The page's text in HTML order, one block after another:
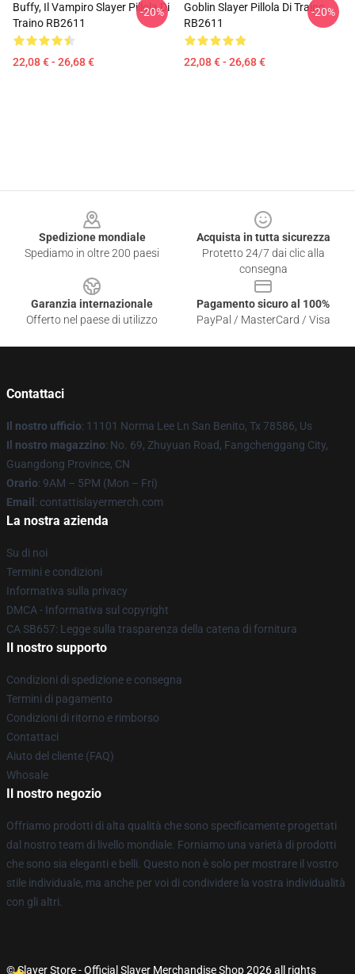
Buffy, Il Vampiro Slayer Pillola Di
Traino RB2611
22,08 € - 26,68 €
-20%
Goblin Slayer Pillola Di Traino
RB2611
22,08 € - 26,68 €
-20%
Spedizione mondiale
Spediamo in oltre 200 paesi
Acquista in tutta sicurezza
Protetto 24/7 dai clic alla
consegna
Garanzia internazionale
Offerto nel paese di utilizzo
Pagamento sicuro al 100%
PayPal / MasterCard / Visa
Contattaci
Il nostro ufficio: 11101 Norma Lee Ln San Benito, Tx 78586, Us
Il nostro magazzino: No. 69, Zhuyuan Road, Fangchenggang City,
Guangdong Province, CN
Orario: 9AM – 5PM (Mon – Fri)
Email : contattislayermerch.com
La nostra azienda
Su di noi
Termini e condizioni
Informativa sulla privacy
DMCA - Informativa sul copyright
CA SB657: Legge sulla trasparenza della catena di fornitura
Il nostro supporto
Condizioni di spedizione e consegna
Termini di pagamento
Condizioni di ritorno e rimborso
Contattaci
Aiuto del cliente (FAQ)
Whosale
Il nostro negozio
Offriamo prodotti di alta qualità che sono specificamente progettati
dal nostro team di livello mondiale. Forniamo una varietà di prodotti
che sono sia eleganti e belli. Questo non è solo per mostrare il vostro
stile individuale, ma anche per voi di condividere la vostra individualità
con gli altri.
© Slayer Store - Official Slayer Merchandise Shop 2026 all rights